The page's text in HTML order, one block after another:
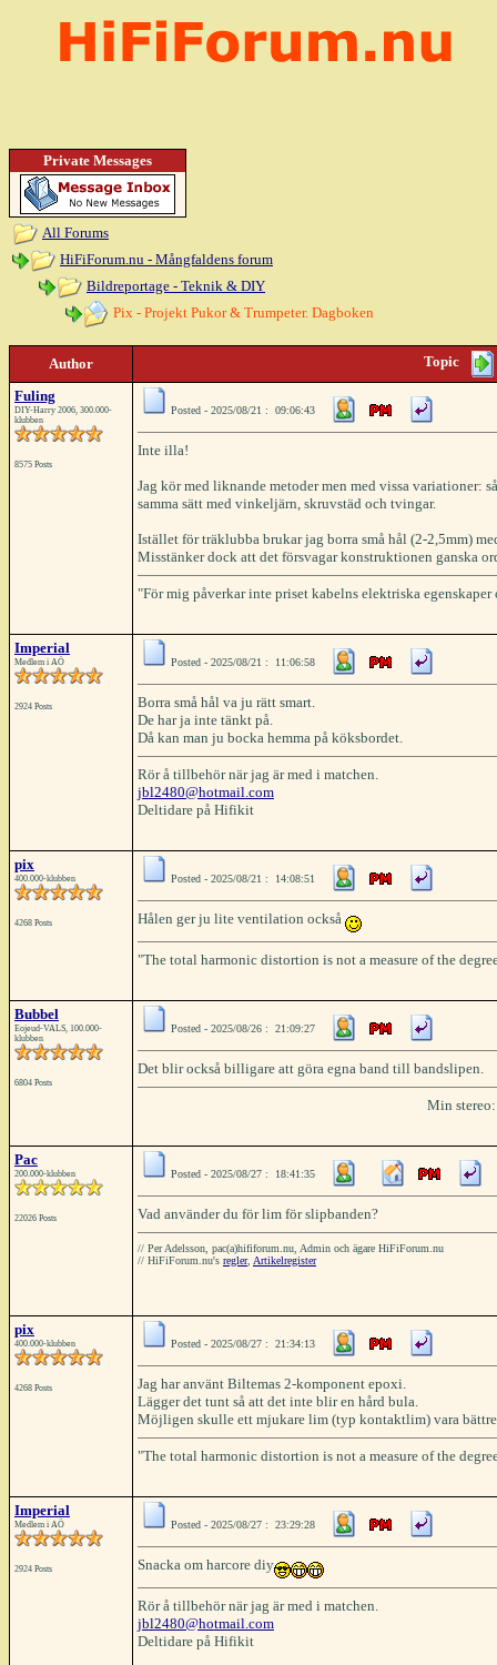
Private Messages
All Forums
HiFiForum.nu - Mångfaldens forum
Bildreportage - Teknik & DIY
Pix - Projekt Pukor & Trumpeter. Dagboken
Author Topic
Fuling
DIY-Harry 2006, 300.000-
klubben
8575 Posts
Posted - 2025/08/21 : 09:06:43
Inte illa!
Jag kör med liknande metoder men med vissa variationer:
samma sätt med vinkeljärn, skruvstäd och tvingar.
Istället för träklubba brukar jag borra små hål (2-2,5mm)
Misstänker dock att det försvagar konstruktionen ganska
"För mig påverkar inte priset kabelns elektriska
Imperial
Medlem i AÖ
2924 Posts
Posted - 2025/08/21 : 11:06:58
Borra små hål va ju rätt smart.
De har ja inte tänkt på.
Då kan man ju bocka hemma på köksbordet.
Rör å tillbehör när jag är med i matchen.
jbl2480@hotmail.com
Deltidare på Hifikit
pix
400.000-klubben
4268 Posts
Posted - 2025/08/21 : 14:08:51
Hålen ger ju lite ventilation också
"The total harmonic distortion is not a measure of the
Bubbel
Eojeud-VALS, 100.000-
klubben
6804 Posts
Posted - 2025/08/26 : 21:09:27
Det blir också billigare att göra egna band till bandslipen.
Min stereo:
Pac
200.000-klubben
22026 Posts
Posted - 2025/08/27 : 18:41:35
Vad använder du för lim för slipbanden?
// Per Adelsson, pac(a)hififorum.nu, Admin och ägare HiFiForum.nu
// HiFiForum.nu's regler, Artikelregister
pix
400.000-klubben
4268 Posts
Posted - 2025/08/27 : 21:34:13
Jag har använt Biltemas 2-komponent epoxi.
Lägger det tunt så att det inte blir en hård bula.
Möjligen skulle ett mjukare lim (typ kontaktlim) vara
"The total harmonic distortion is not a measure of the
Imperial
Medlem i AÖ
2924 Posts
Posted - 2025/08/27 : 23:29:28
Snacka om harcore diy
Rör å tillbehör när jag är med i matchen.
jbl2480@hotmail.com
Deltidare på Hifikit